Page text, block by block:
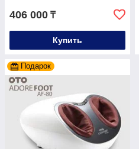
406 000 ₸
Купить
Подарок